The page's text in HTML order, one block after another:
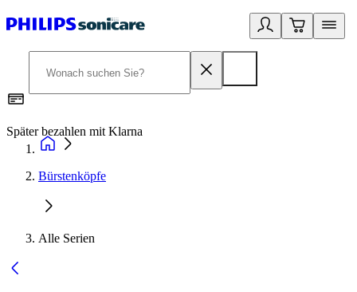
Später bezahlen mit Klarna
Bürstenköpfe
Alle Serien